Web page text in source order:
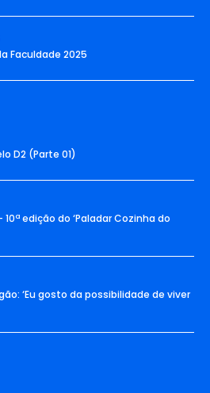
Faculdade 2025
D2 (Parte 01)
10ª edição do ‘Paladar Cozinha do
‘Eu gosto da possibilidade de viver